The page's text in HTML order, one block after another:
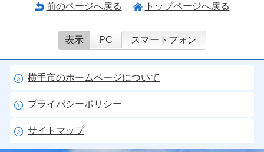
前のページへ戻る トップページへ戻る
表示 PC スマートフォン
横手市のホームページについて
プライバシーポリシー
サイトマップ